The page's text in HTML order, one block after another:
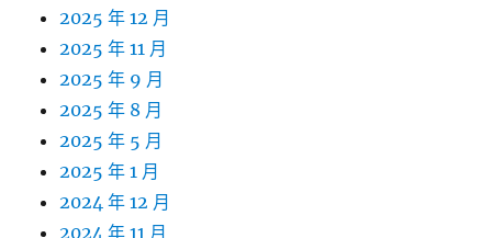
2025 年 12 月
2025 年 11 月
2025 年 9 月
2025 年 8 月
2025 年 5 月
2025 年 1 月
2024 年 12 月
2024 年 11 月